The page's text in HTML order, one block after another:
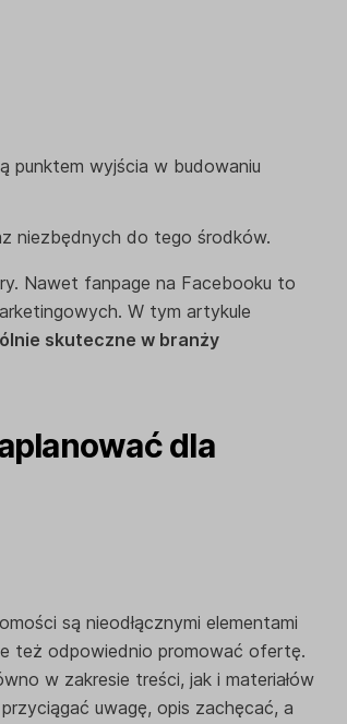
punktem wyjścia w budowaniu
niezbędnych do tego środków.
Nawet fanpage na Facebooku to
W tym artykule
skuteczne w branży
dla
są nieodłącznymi elementami
też odpowiednio promować ofertę.
w zakresie treści, jak i materiałów
uwagę, opis zachęcać, a